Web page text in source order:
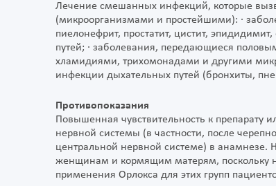
Лечение смешанных инфекций, которые
(микроорганизмами и простейшими): ·
пиелонефрит, простатит, цистит,
путей; · заболевания, передающиеся
хламидиями, трихомонадами и другими
инфекции дыхательных путей (бронхиты,
Противопоказания
Повышенная чувствительность к препарату
нервной системы (в частности, после
центральной нервной системе) в анамнезе.
женщинам и кормящим матерям, поскольку
применения Орлокса для этих групп